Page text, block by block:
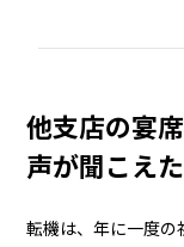
他支店の宴
声が聞こえた
転機は、年に一度の